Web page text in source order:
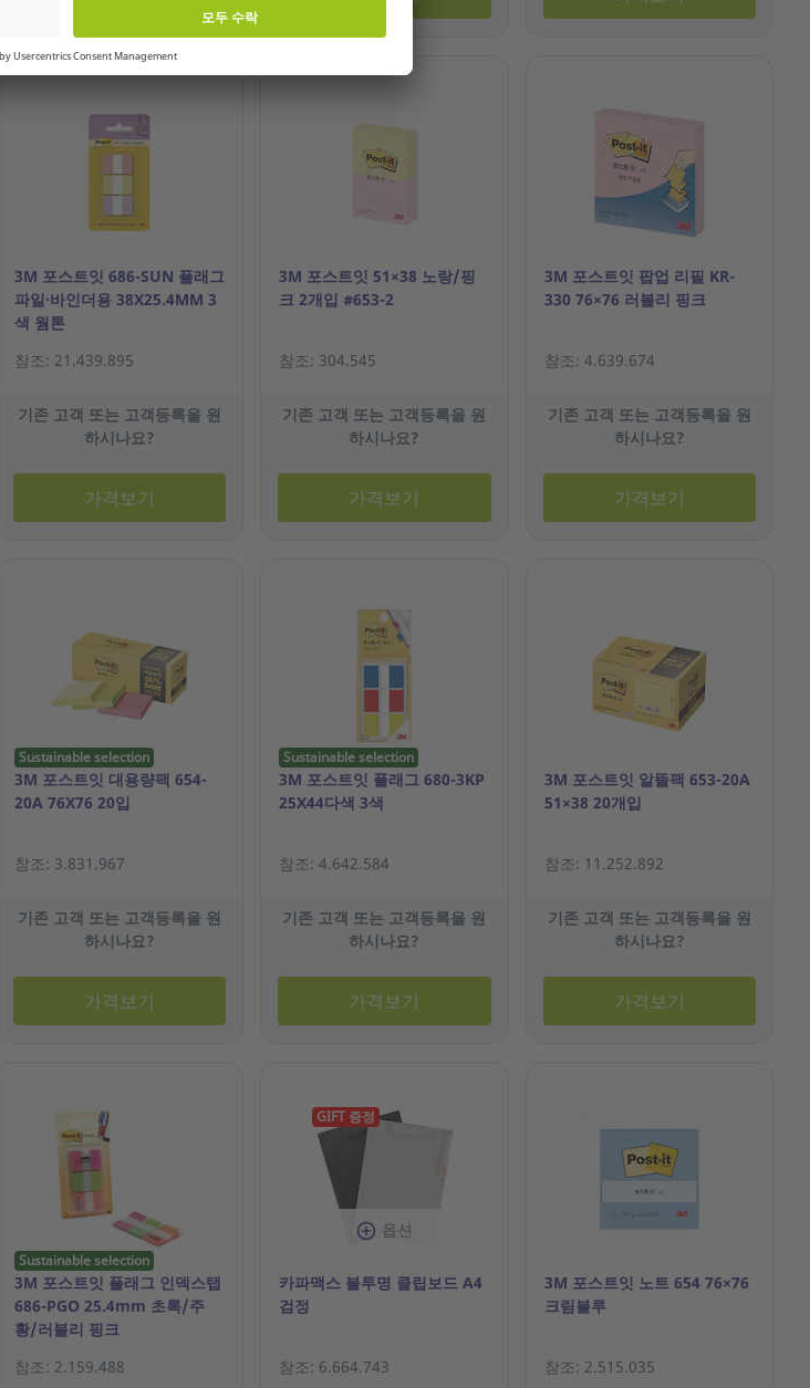
3M 포스트잇 686-SUN 플래그
파일·바인더용 38X25.4MM 3
색 웜톤
참조: 21.439.895
기존 고객 또는 고객등록을 원
하시나요?
가격보기
3M 포스트잇 51×38 노랑/핑
크 2개입 #653-2
참조: 304.545
기존 고객 또는 고객등록을 원
하시나요?
가격보기
3M 포스트잇 팝업 리필 KR-
330 76×76 러블리 핑크
참조: 4.639.674
기존 고객 또는 고객등록을 원
하시나요?
가격보기
Sustainable selection
3M 포스트잇 대용량팩 654-
20A 76X76 20입
참조: 3.831.967
기존 고객 또는 고객등록을 원
하시나요?
가격보기
Sustainable selection
3M 포스트잇 플래그 680-3KP
25X44다색 3색
참조: 4.642.584
기존 고객 또는 고객등록을 원
하시나요?
가격보기
3M 포스트잇 알뜰팩 653-20A
51×38 20개입
참조: 11.252.892
기존 고객 또는 고객등록을 원
하시나요?
가격보기
Sustainable selection
3M 포스트잇 플래그 인덱스탭
686-PGO 25.4mm 초록/주
황/러블리 핑크
참조: 2.159.488
GIFT 증정
옵션
카파맥스 불투명 클립보드 A4
검정
참조: 6.664.743
3M 포스트잇 노트 654 76×76
크림블루
참조: 2.515.035